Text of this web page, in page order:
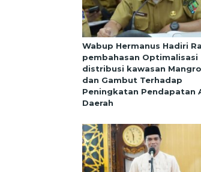
Wabup Hermanus Hadiri
pembahasan Optimalisasi
distribusi kawasan
dan Gambut Terhadap
Peningkatan Pendapatan
Daerah